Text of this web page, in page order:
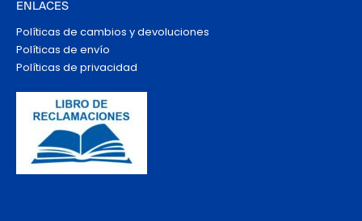
ENLACES
Políticas de cambios y devoluciones
Políticas de envío
Políticas de privacidad